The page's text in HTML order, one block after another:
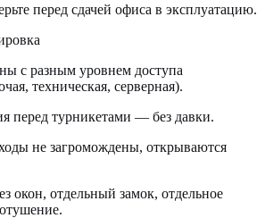
перед сдачей офиса в эксплуатацию.
с разным уровнем доступа
техническая, серверная).
перед турникетами — без давки.
не загромождены, открываются
окон, отдельный замок, отдельное